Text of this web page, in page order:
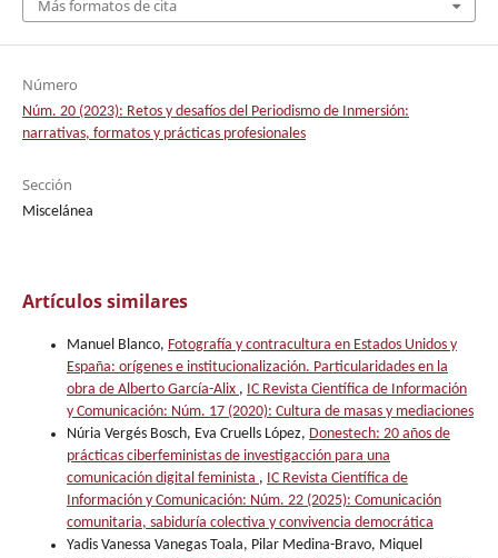
Más formatos de cita
Número
Núm. 20 (2023): Retos y desafíos del Periodismo de Inmersión:
narrativas, formatos y prácticas profesionales
Sección
Miscelánea
Artículos similares
Manuel Blanco, Fotografía y contracultura en Estados Unidos y
España: orígenes e institucionalización. Particularidades en la
obra de Alberto García-Alix , IC Revista Científica de Información
y Comunicación: Núm. 17 (2020): Cultura de masas y mediaciones
Núria Vergés Bosch, Eva Cruells López, Donestech: 20 años de
prácticas ciberfeministas de investigacción para una
comunicación digital feminista , IC Revista Científica de
Información y Comunicación: Núm. 22 (2025): Comunicación
comunitaria, sabiduría colectiva y convivencia democrática
Yadis Vanessa Vanegas Toala, Pilar Medina-Bravo, Miquel